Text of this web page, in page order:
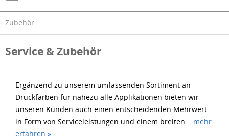
Zubehör
Service & Zubehör
Ergänzend zu unserem umfassenden Sortiment an
Druckfarben für nahezu alle Applikationen bieten wir
unseren Kunden auch einen entscheidenden Mehrwert
in Form von Serviceleistungen und einem breiten... mehr
erfahren »